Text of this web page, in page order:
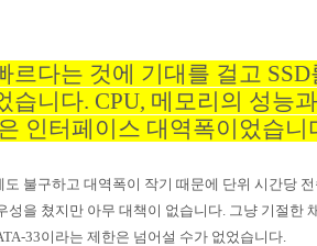
르다는 것에 기대를 걸고 SSD
습니다. CPU, 메모리의 성능
인터페이스 대역폭이었습니
도 불구하고 대역폭이 작기 때문에 단위 시간당
성을 쳤지만 아무 대책이 없습니다 그냥 기절한
33이라는 제한은 넘어설 수가 없었습니다